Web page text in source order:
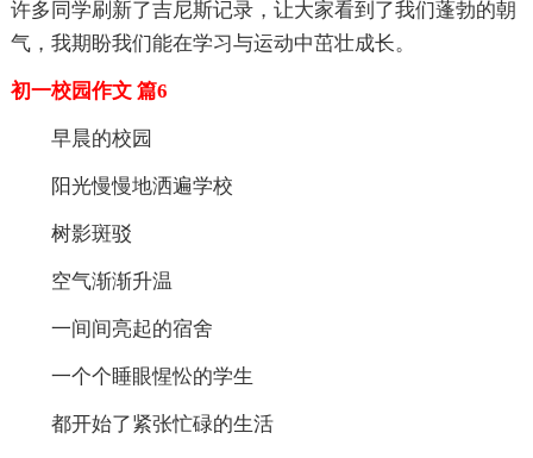
许多同学刷新了吉尼斯记录，让大家看到了我们蓬勃的朝
气，我期盼我们能在学习与运动中茁壮成长。
初一校园作文 篇6
早晨的校园
阳光慢慢地洒遍学校
树影斑驳
空气渐渐升温
一间间亮起的宿舍
一个个睡眼惺忪的学生
都开始了紧张忙碌的生活